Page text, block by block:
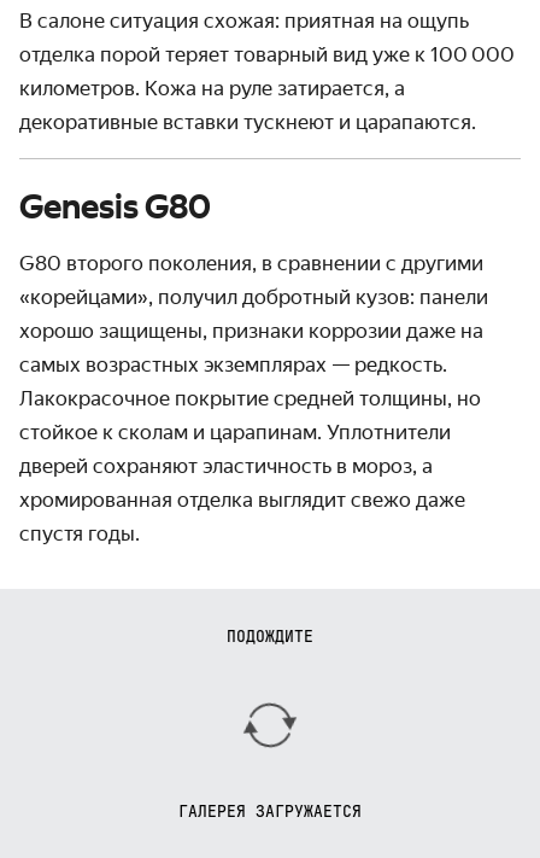
В салоне ситуация схожая: приятная на ощупь
отделка порой теряет товарный вид уже к 100 000
километров. Кожа на руле затирается, а
декоративные вставки тускнеют и царапаются.
Genesis G80
G80 второго поколения, в сравнении с другими
«корейцами», получил добротный кузов: панели
хорошо защищены, признаки коррозии даже на
самых возрастных экземплярах — редкость.
Лакокрасочное покрытие средней толщины, но
стойкое к сколам и царапинам. Уплотнители
дверей сохраняют эластичность в мороз, а
хромированная отделка выглядит свежо даже
спустя годы.
ПОДОЖДИТЕ
ГАЛЕРЕЯ ЗАГРУЖАЕТСЯ